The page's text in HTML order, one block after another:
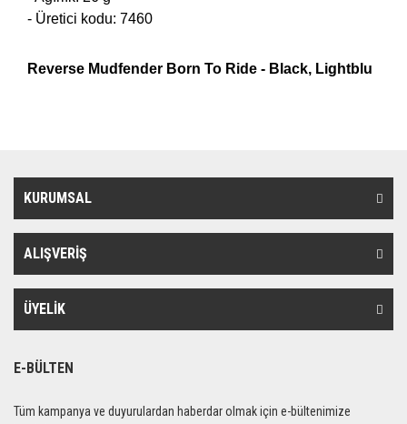
- Üretici kodu: 7460
Reverse Mudfender Born To Ride - Black, Lightblu
KURUMSAL
ALIŞVERİŞ
ÜYELİK
E-BÜLTEN
Tüm kampanya ve duyurulardan haberdar olmak için e-bültenimize